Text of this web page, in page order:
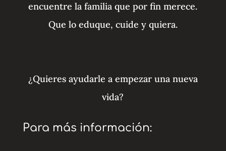
encuentre la familia que por fin merece.
Que lo eduque, cuide y quiera.
¿Quieres ayudarle a empezar una nueva
vida?
Para más información: